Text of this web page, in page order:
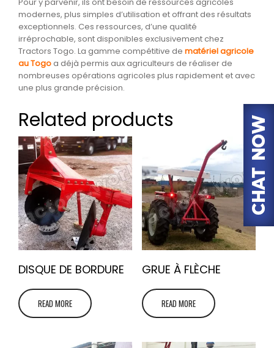
modernes, plus simples d’utilisation et offrant des résultats
exceptionnels. Ces ressources, d’une qualité
irréprochable, sont disponibles exclusivement chez
Tractors Togo. La gamme compétitive de matériel agricole
au Togoa déjà permis aux agriculteurs de réaliser de
nombreuses opérations agricoles plus rapidement et avec
une plus grande précision.
Related products
DISQUE DE BORDURE
READ MORE
GRUE À FLÈCHE
READ MORE